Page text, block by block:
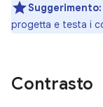
Suggerimento:
progetta e testa i
Contrasto